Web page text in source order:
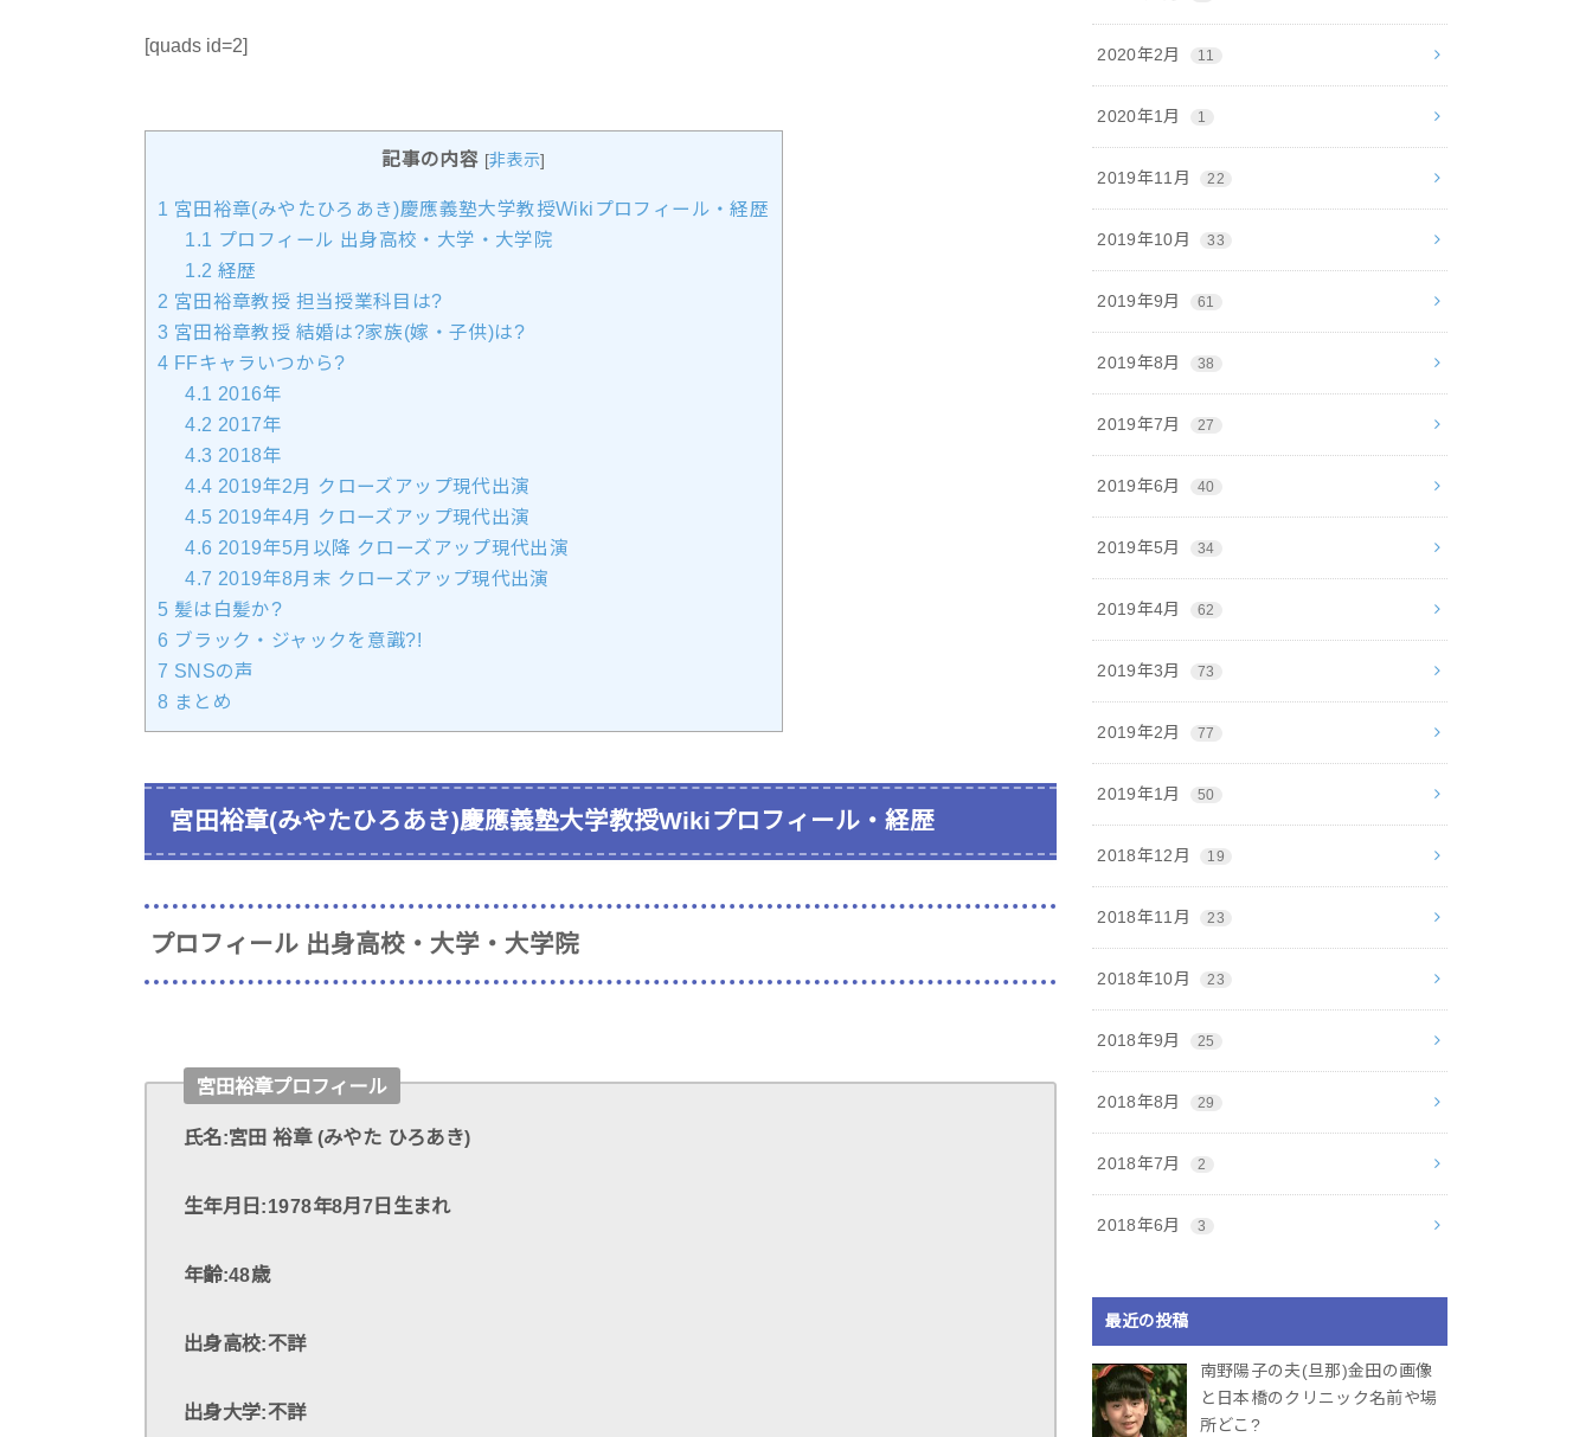
[quads id=2]
記事の内容 [非表示]
1 宮田裕章(みやたひろあき)慶應義塾大学教授Wikiプロフィール・経歴
1.1 プロフィール 出身高校・大学・大学院
1.2 経歴
2 宮田裕章教授 担当授業科目は?
3 宮田裕章教授 結婚は?家族(嫁・子供)は?
4 FFキャラいつから?
4.1 2016年
4.2 2017年
4.3 2018年
4.4 2019年2月 クローズアップ現代出演
4.5 2019年4月 クローズアップ現代出演
4.6 2019年5月以降 クローズアップ現代出演
4.7 2019年8月末 クローズアップ現代出演
5 髪は白髪か?
6 ブラック・ジャックを意識?!
7 SNSの声
8 まとめ
宮田裕章(みやたひろあき)慶應義塾大学教授Wikiプロフィール・経歴
プロフィール 出身高校・大学・大学院
宮田裕章プロフィール
氏名:宮田 裕章 (みやた ひろあき)
生年月日:1978年8月7日生まれ
年齢:48歳
出身高校:不詳
出身大学:不詳
2020年2月 11
2020年1月 1
2019年11月 22
2019年10月 33
2019年9月 61
2019年8月 38
2019年7月 27
2019年6月 40
2019年5月 34
2019年4月 62
2019年3月 73
2019年2月 77
2019年1月 50
2018年12月 19
2018年11月 23
2018年10月 23
2018年9月 25
2018年8月 29
2018年7月 2
2018年6月 3
最近の投稿
南野陽子の夫(旦那)金田の画像
と日本橋のクリニック名前や場
所どこ?